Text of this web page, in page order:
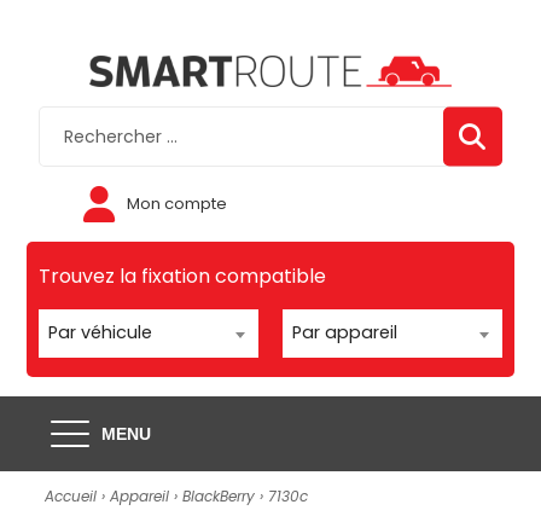
Mon compte
Trouvez la fixation compatible
Par véhicule Par appareil
MENU
Accueil ›Appareil ›BlackBerry › 7130c